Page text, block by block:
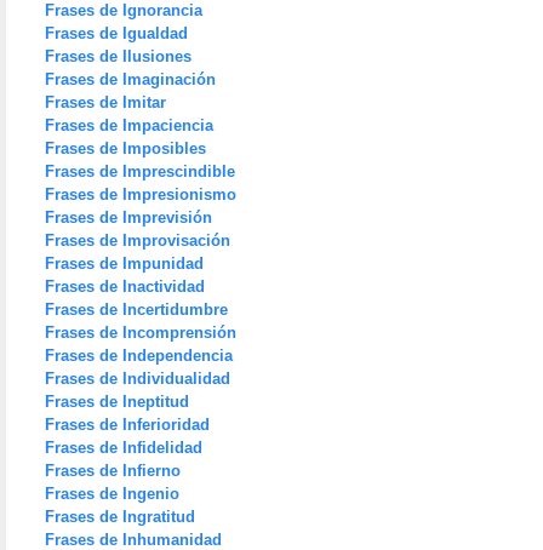
Frases de Ignorancia
Frases de Igualdad
Frases de Ilusiones
Frases de Imaginación
Frases de Imitar
Frases de Impaciencia
Frases de Imposibles
Frases de Imprescindible
Frases de Impresionismo
Frases de Imprevisión
Frases de Improvisación
Frases de Impunidad
Frases de Inactividad
Frases de Incertidumbre
Frases de Incomprensión
Frases de Independencia
Frases de Individualidad
Frases de Ineptitud
Frases de Inferioridad
Frases de Infidelidad
Frases de Infierno
Frases de Ingenio
Frases de Ingratitud
Frases de Inhumanidad